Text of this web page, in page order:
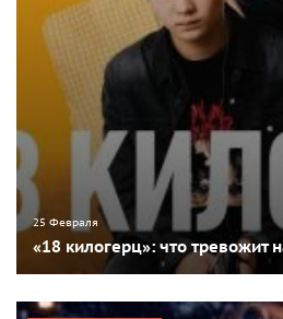
25 Февраля
«18 килогерц»: что тревожит